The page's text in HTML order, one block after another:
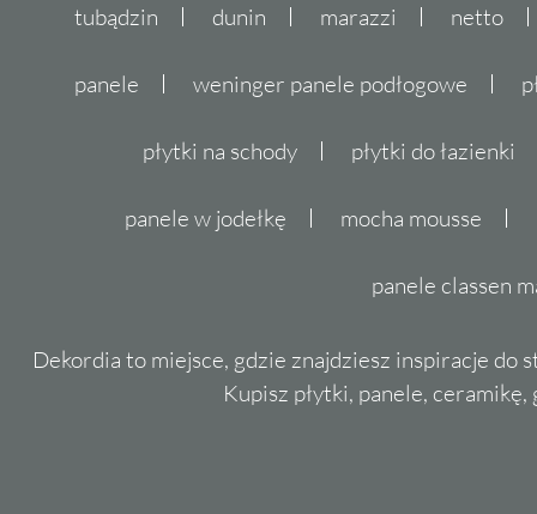
tubądzin dunin marazzi netto
panele weninger panele podłogowe
płytki na schody płytki do łazienki
panele w jodełkę mocha mousse
panele classen
Dekordia to miejsce, gdzie znajdziesz inspiracje do
Kupisz płytki, panele,